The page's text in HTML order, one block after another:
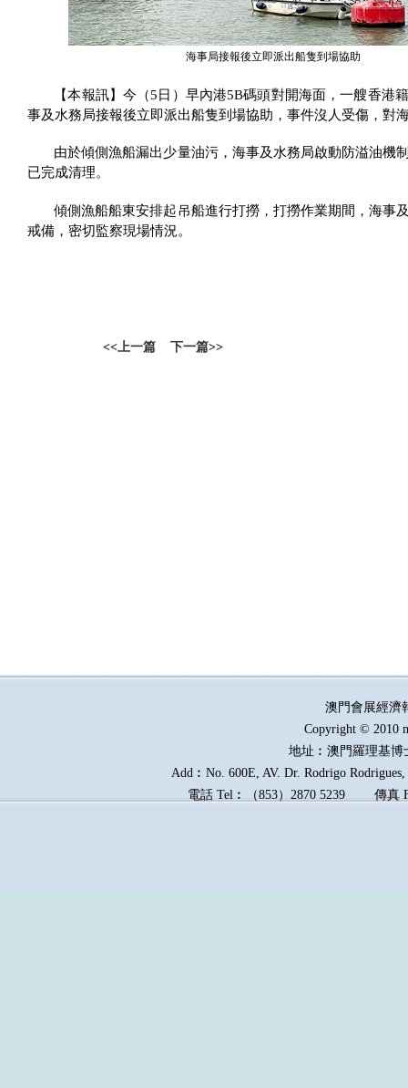
海事局接報後立即派出船隻到場協助
【本報訊】今（5 日）早內港5B碼頭對開海面，一艘香港
事及水務局接報後立即派出船隻到場協助，事件沒人受傷，對
由於傾側漁船漏出少量油污，海事及水務局啟動防溢油機
已完成清理。
傾側漁船船東安排起吊船進行打撈，打撈作業期間，海事
戒備，密切監察現場情況。
<<上一篇 下一篇>>
澳門會展經
Copyright © 2010
地址︰澳門羅理基博
Add︰No. 600E, AV. Dr. Rodrigo
電話 Tel︰（853）2870 5239傳真